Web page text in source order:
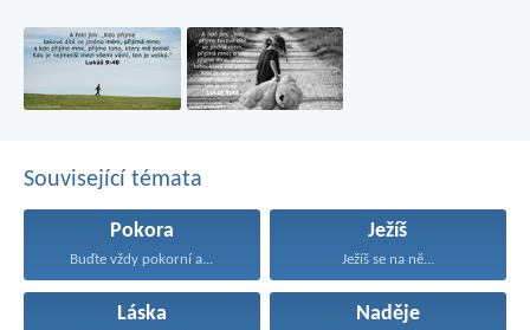
Související témata
Pokora
Buďte vždy pokorní a...
Ježíš
Ježíš se na ně...
Láska Naděje